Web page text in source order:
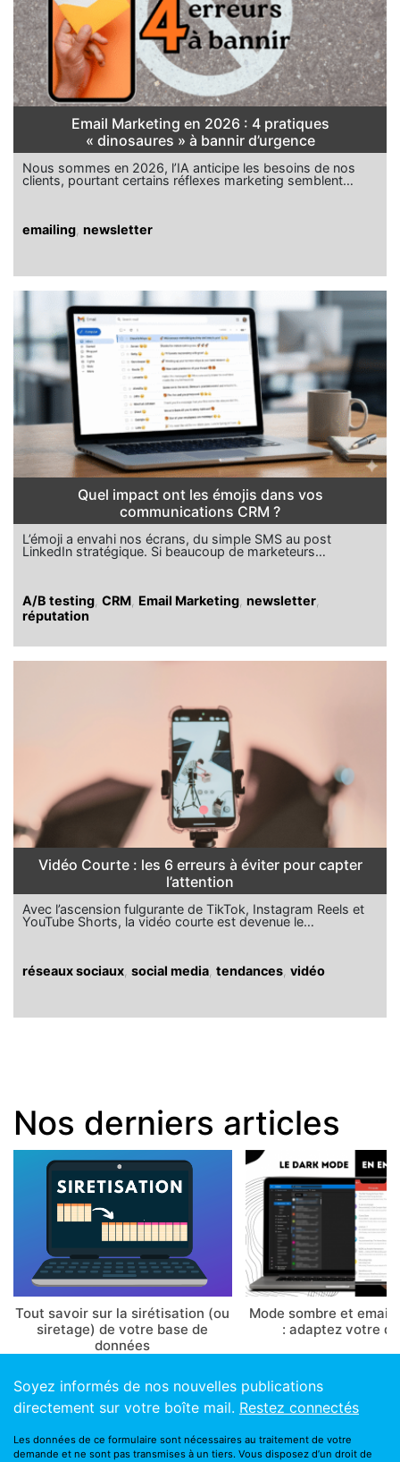
Email Marketing en 2026 : 4 pratiques
« dinosaures » à bannir d’urgence
Nous sommes en 2026, l’IA anticipe les besoins de nos
clients, pourtant certains réflexes marketing semblent…
emailing newsletter
Quel impact ont les émojis dans vos
communications CRM ?
L’émoji a envahi nos écrans, du simple SMS au post
LinkedIn stratégique. Si beaucoup de marketeurs…
A/B testing CRM Email Marketing newsletter
réputation
Vidéo Courte : les 6 erreurs à éviter pour capter
l’attention
Avec l’ascension fulgurante de TikTok, Instagram Reels et
YouTube Shorts, la vidéo courte est devenue le…
réseaux sociaux, social media, tendances, vidéo
Nos derniers articles
Tout savoir sur la sirétisation (ou
siretage) de votre base de
données
Mode sombre et email
: adaptez votre
Soyez informés de nos nouvelles publications
directement sur votre boîte mail. Restez connectés
Les données de ce formulaire sont nécessaires au traitement de votre
demande et ne sont pas transmises à un tiers. Vous disposez d’un droit de